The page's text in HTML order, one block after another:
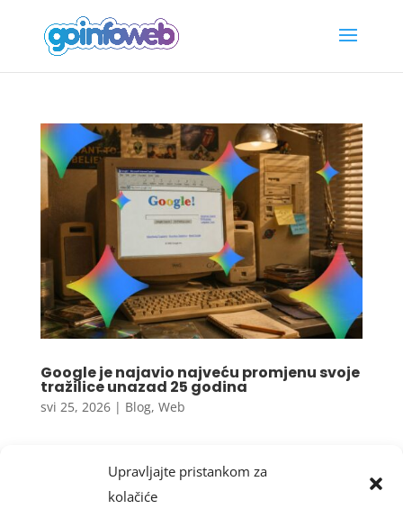
Upravljajte pristankom za
kolačiće
Google je najavio najveću promjenu svoje
tražilice unazad 25 godina
svi 25, 2026| Blog, Web
2026 bila je transformacija Google
pretraživanja iz klasične tražilice koja prikazuje